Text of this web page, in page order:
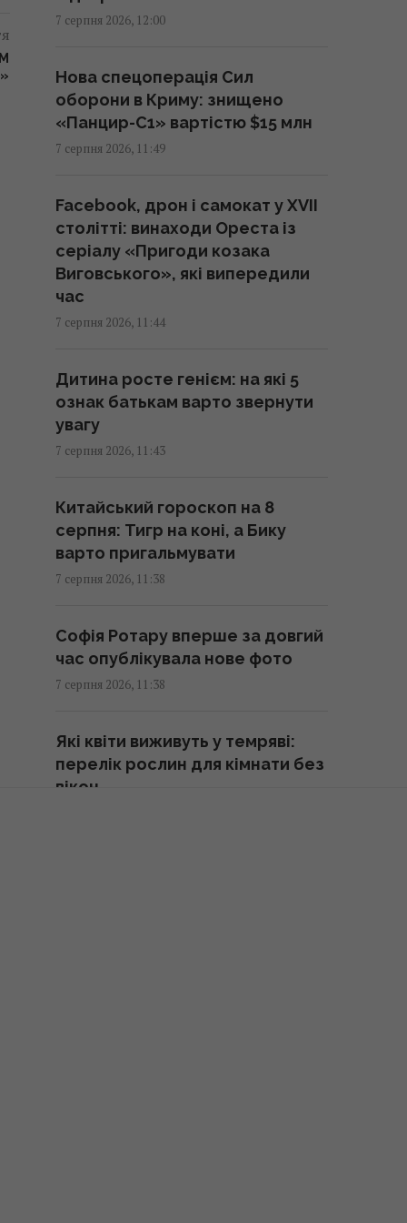
швидкого дозрівання
Іспанія викарбувала пам'ятну
срібну монету на честь тріумфу
збірної з футболу (фото)
687 тисяч сонячних панелей
допомогли місту пережити три
урагани
11:42 п'ятниця, 07 серпня 2026
новий "народний" смартфон
Samsung показали у всіх
кольорах
11:40 п'ятниця, 07 серпня 2026
Понад третина поляків
невдоволена реакцією влади
на інцидент з російською
ракетою, – опитування
Що таке 001k.bot сьогодні: від
Telegram-інтерфейсу до
Російська еліта боїться ФСБ,
7 серпня 2026, 12:00
Нова спецоперація Сил
оборони в Криму: знищено
«Панцир-С1» вартістю $15 млн
7 серпня 2026, 11:49
Facebook, дрон і самокат у XVII
столітті: винаходи Ореста із
серіалу «Пригоди козака
Виговського», які випередили
час
7 серпня 2026, 11:44
Дитина росте генієм: на які 5
ознак батькам варто звернути
увагу
7 серпня 2026, 11:43
Китайський гороскоп на 8
серпня: Тигр на коні, а Бику
варто пригальмувати
7 серпня 2026, 11:38
Софія Ротару вперше за довгий
час опублікувала нове фото
7 серпня 2026, 11:38
Які квіти виживуть у темряві:
перелік рослин для кімнати без
вікон